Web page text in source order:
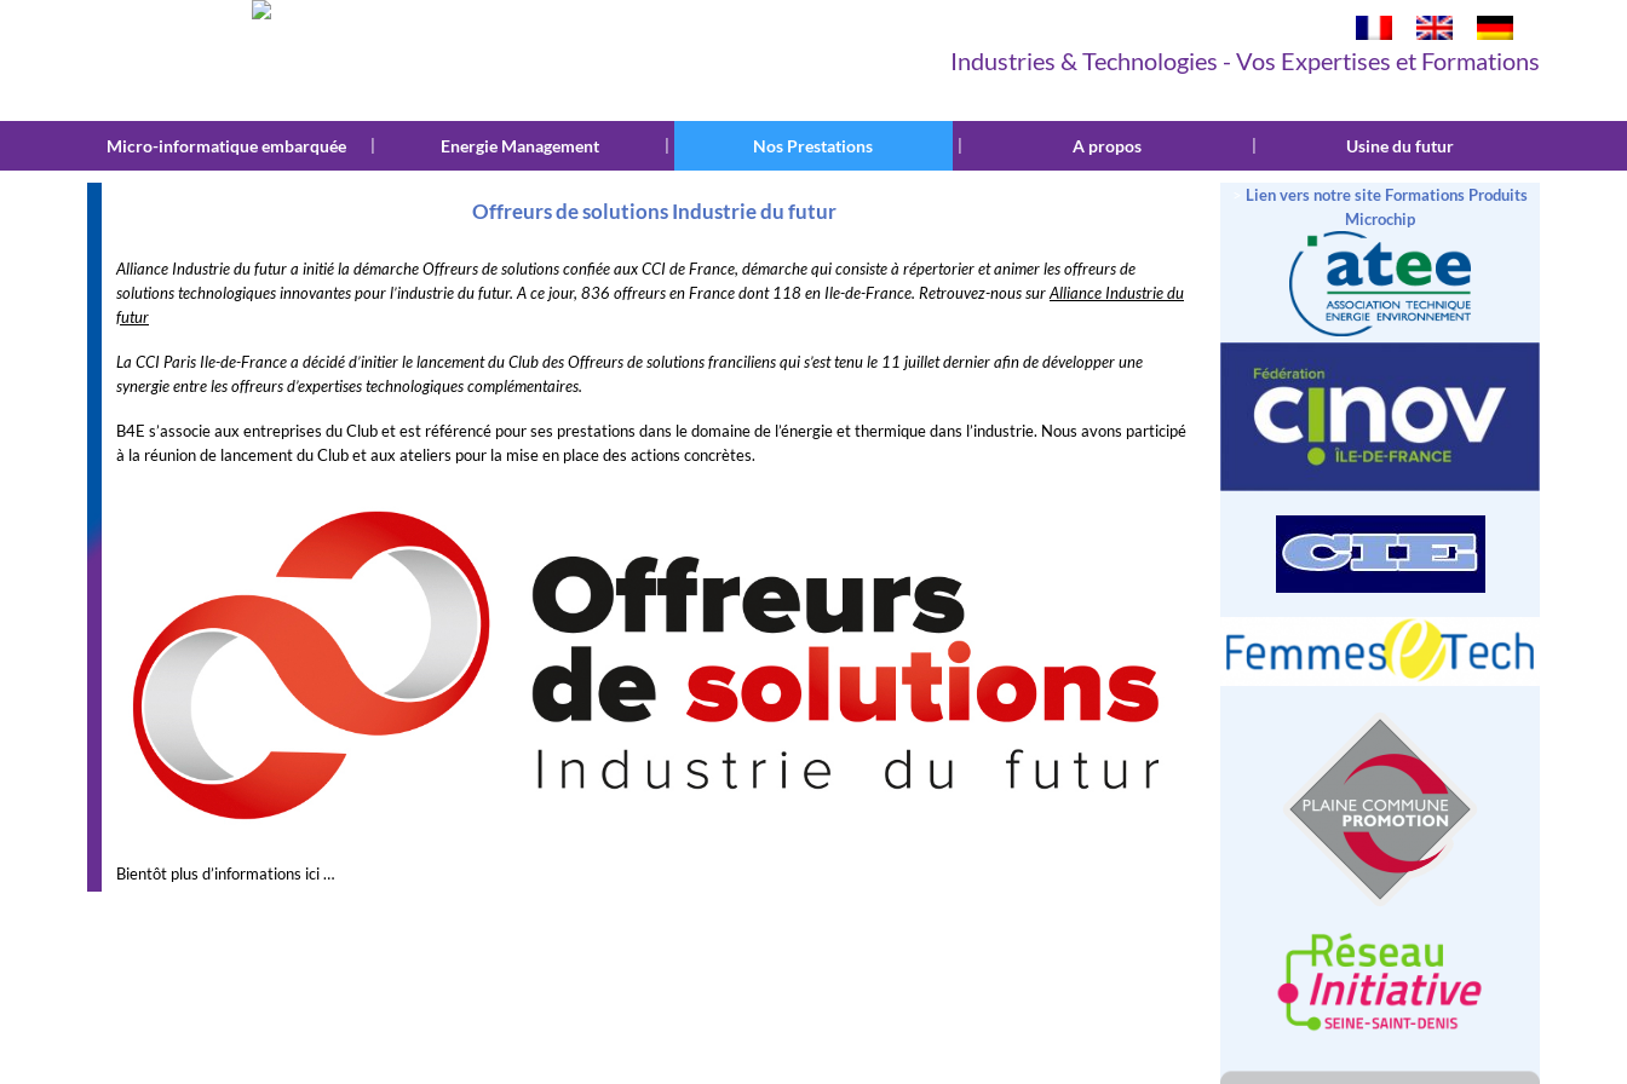
Industries & Technologies - Vos Expertises et Formations
Micro-informatique embarquée Energie Management Nos Prestations A propos Usine du futur
Offreurs de solutions Industrie du futur
Alliance Industrie du futur a initié la démarche Offreurs de solutions confiée aux CCI de France, démarche qui consiste à répertorier et animer les offreurs de
solutions technologiques innovantes pour l’industrie du futur. A ce jour, 836 offreurs en France dont 118 en Ile-de-France. Retrouvez-nous surAlliance Industrie du
futur
La CCI Paris Ile-de-France a décidé d’initier le lancement du Club des Offreurs de solutions franciliens qui s’est tenu le 11 juillet dernier afin de développer une
synergie entre les offreurs d’expertises technologiques complémentaires.
B4E s’associe aux entreprises du Club et est référencé pour ses prestations dans le domaine de l’énergie et thermique dans l’industrie. Nous avons participé
à la réunion de lancement du Club et aux ateliers pour la mise en place des actions concrètes.
Bientôt plus d’informations ici …
Lien vers notre site Formations Produits
Microchip